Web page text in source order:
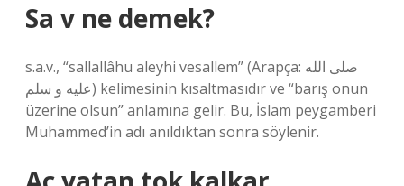
Sa v ne demek?
s.a.v., “sallallâhu aleyhi vesallem” (Arapça: صلى الله
عليه و سلم) kelimesinin kısaltmasıdır ve “barış onun
üzerine olsun” anlamına gelir. Bu, İslam peygamberi
Muhammed’in adı anıldıktan sonra söylenir.